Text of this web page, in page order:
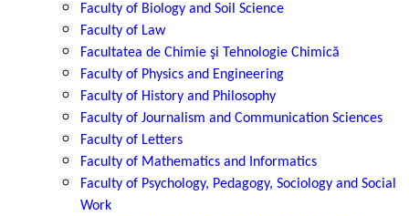
Faculty of Biology and Soil Science
Faculty of Law
Facultatea de Chimie şi Tehnologie Chimică
Faculty of Physics and Engineering
Faculty of History and Philosophy
Faculty of Journalism and Communication Sciences
Faculty of Letters
Faculty of Mathematics and Informatics
Faculty of Psychology, Pedagogy, Sociology and Social
Work